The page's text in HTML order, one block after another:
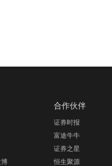
合作伙伴
证券时报
富途牛牛
证券之星
恒生聚源